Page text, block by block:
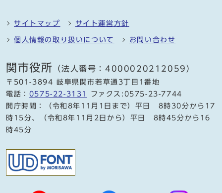
サイトマップ サイト運営方針
個人情報の取り扱いについて お問い合わせ
関市役所 （法人番号：4000020212059）
〒501-3894 岐阜県関市若草通3丁目1番地
電話： 0575-22-3131
ファクス:0575-23-7744
開庁時間：（令和8年11月1日まで）平日 8時30分から17
時15分、（令和8年11月2日から）平日 8時45分から16
時45分